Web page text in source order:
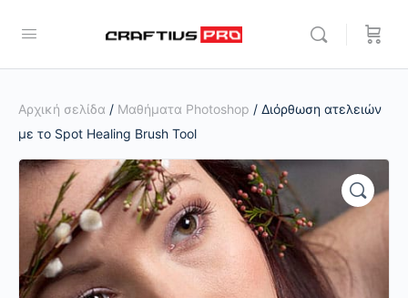
Αρχική σελίδα / Μαθήματα Photoshop / Διόρθωση ατελειών
με το Spot Healing Brush Tool